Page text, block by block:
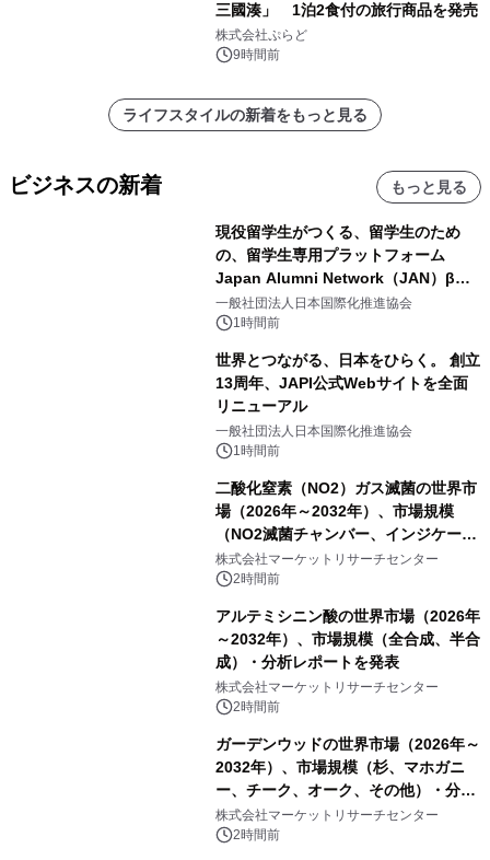
三國湊」 1泊2食付の旅行商品を発売
株式会社ぷらど
9時間前
ライフスタイルの新着をもっと見る
ビジネスの新着 もっと見る
現役留学生がつくる、留学生のため
の、留学生専用プラットフォーム
Japan Alumni Network（JAN）β版
をリリース
一般社団法人日本国際化推進協会
1時間前
世界とつながる、日本をひらく。 創立
13周年、JAPI公式Webサイトを全面
リニューアル
一般社団法人日本国際化推進協会
1時間前
二酸化窒素（NO2）ガス滅菌の世界市
場（2026年～2032年）、市場規模
（NO2滅菌チャンバー、インジケータ
ーおよびモニタリングシステム、その
他）・分析レポートを発表
株式会社マーケットリサーチセンター
2時間前
アルテミシニン酸の世界市場（2026年
～2032年）、市場規模（全合成、半合
成）・分析レポートを発表
株式会社マーケットリサーチセンター
2時間前
ガーデンウッドの世界市場（2026年～
2032年）、市場規模（杉、マホガニ
ー、チーク、オーク、その他）・分析
レポートを発表
株式会社マーケットリサーチセンター
2時間前